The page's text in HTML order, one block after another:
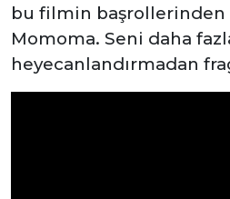
bu filmin başrollerinden
Momoma. Seni daha
heyecanlandırmadan